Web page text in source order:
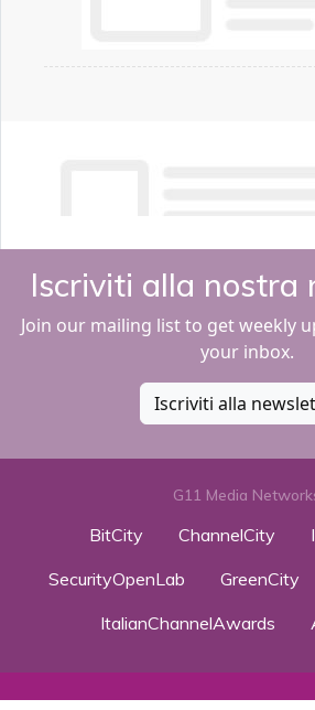
Iscriviti alla nostra
Join our mailing list to get weekly
your inbox.
Iscriviti alla
G11 Media
BitCity ChannelCity
SecurityOpenLab
GreenCity
ItalianChannelAwards